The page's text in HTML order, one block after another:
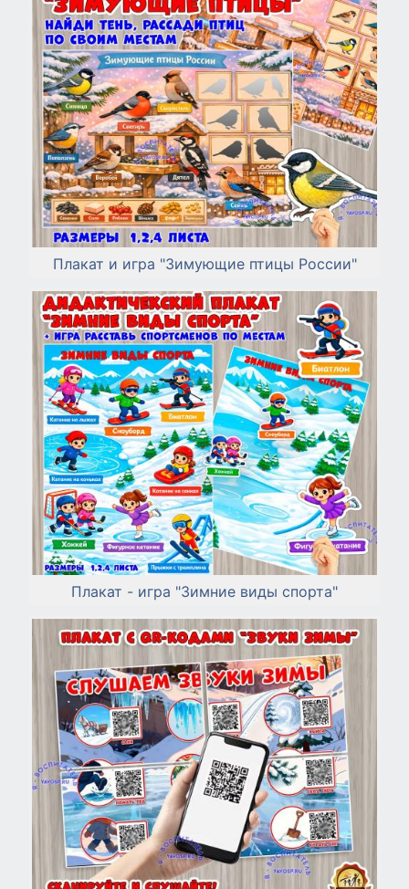
Плакат и игра "Зимующие птицы России"
Плакат - игра "Зимние виды спорта"